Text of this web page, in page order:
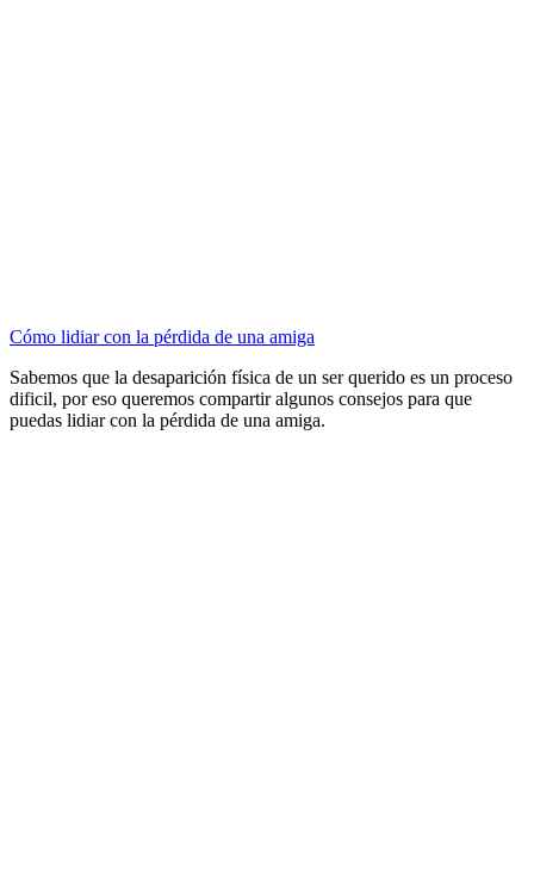
Cómo lidiar con la pérdida de una amiga
Sabemos que la desaparición física de un ser querido es un proceso
dificil, por eso queremos compartir algunos consejos para que
puedas lidiar con la pérdida de una amiga.